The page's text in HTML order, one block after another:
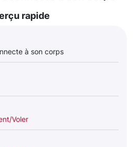
rapide
à son corps
Voler